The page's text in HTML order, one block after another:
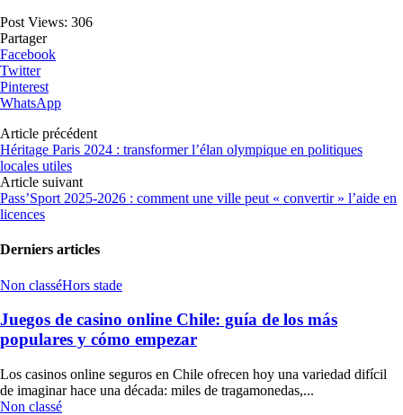
Post Views: 306
Partager
Facebook
Twitter
Pinterest
WhatsApp
Article précédent
Héritage Paris 2024 : transformer l’élan olympique en politiques
locales utiles
Article suivant
Pass’Sport 2025-2026 : comment une ville peut « convertir » l’aide en
licences
Derniers articles
Non classéHors stade
Juegos de casino online Chile: guía de los más
populares y cómo empezar
Los casinos online seguros en Chile ofrecen hoy una variedad difícil
de imaginar hace una década: miles de tragamonedas,...
Non classé